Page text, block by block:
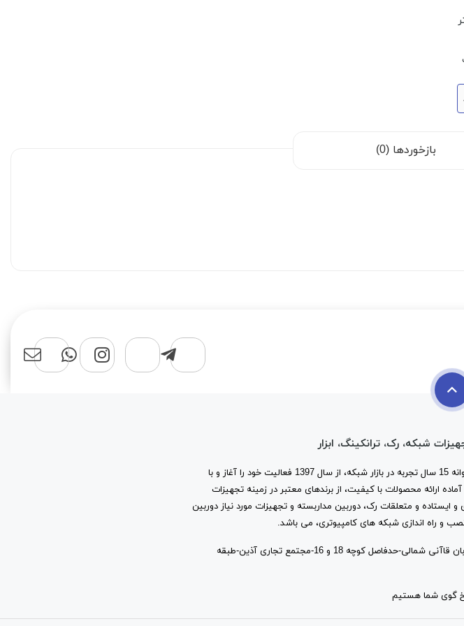
بازخوردها (0)
شبکه، رک، ترانکینگ، ابزار
فروشگاه اینترنتی سهند نت شاپ، با پشتوانه 15 سال تجربه در بازار شبکه، از سال 1397 فعالیت خود را آغاز و با
ارائه محصولات با کیفیت، از برندهای معتبر در زمینه تجهیزات
ایستاده و متعلقات رک، دوربین مداربسته و تجهیزات مورد نیاز دوربین
نصب و راه اندازی شبکه های کامپیوتری، می باشد.
نشانی: شیراز-چهارراه مشیر-ابتدای خیابان قاآنی شمالی-حدفاصل کوچه 18 و 16-مجتمع تجاری آذین-طبقه